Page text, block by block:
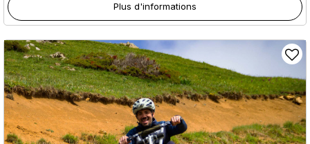
Plus d'informations